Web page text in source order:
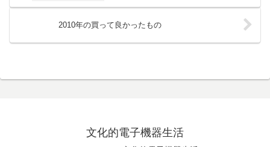
2010年の買って良かったもの
文化的電子機器生活